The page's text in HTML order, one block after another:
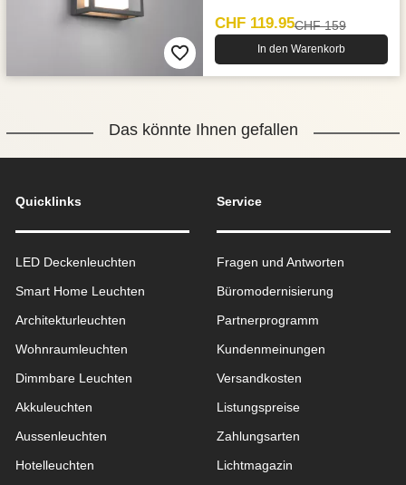
CHF 119.95CHF 159
In den Warenkorb
Das könnte Ihnen gefallen
Quicklinks
LED Deckenleuchten
Smart Home Leuchten
Architekturleuchten
Wohnraum­leuchten
Dimmbare Leuchten
Akkuleuchten
Aussen­leuchten
Hotelleuchten
Service
Fragen und Antworten
Büromodernisierung
Partnerprogramm
Kundenmeinungen
Versandkosten
Listungspreise
Zahlungsarten
Lichtmagazin